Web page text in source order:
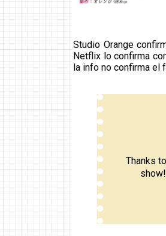
Studio Orange
Netflix lo confirma
la info no confirma el
Thanks